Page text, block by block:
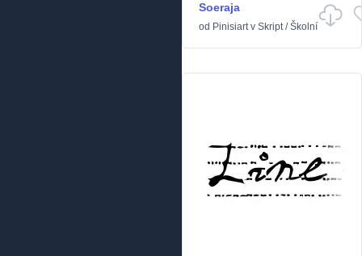
Soeraja
od Pinisiartv Skript/Školní